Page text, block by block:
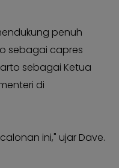
penuh
sebagai capres
sebagai Ketua
di
ini," ujar Dave.